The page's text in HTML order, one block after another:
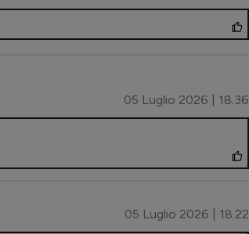
05 Luglio 2026 | 18.36
05 Luglio 2026 | 18.22